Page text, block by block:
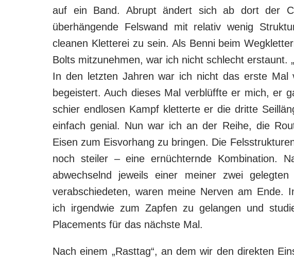
auf ein Band. Abrupt ändert sich ab dort der
überhängende Felswand mit relativ wenig
cleanen Kletterei zu sein. Als Benni beim
Bolts mitzunehmen, war ich nicht schlecht erstaunt.
In den letzten Jahren war ich nicht das erste Mal
begeistert. Auch dieses Mal verblüffte er mich, er
schier endlosen Kampf kletterte er die dritte
einfach genial. Nun war ich an der Reihe, die
Eisen zum Eisvorhang zu bringen. Die
noch steiler – eine ernüchternde Kombination.
abwechselnd jeweils einer meiner zwei
verabschiedeten, waren meine Nerven am Ende.
ich irgendwie zum Zapfen zu gelangen und
Placements für das nächste Mal.
Nach einem „Rasttag“, an dem wir den direkten